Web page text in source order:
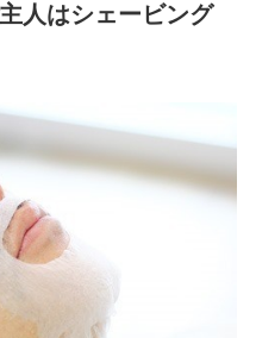
人はシェービング